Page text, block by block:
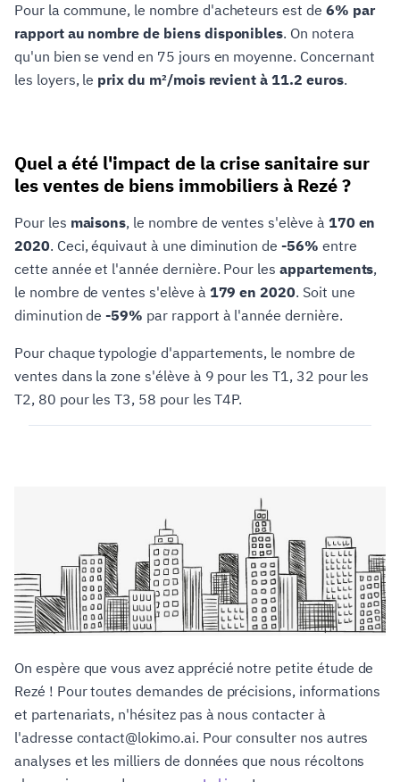
Pour la commune, le nombre d'acheteurs est de 6% par
rapport au nombre de biens disponibles. On notera
qu'un bien se vend en 75 jours en moyenne. Concernant
les loyers, le prix du m²/mois revient à 11.2 euros.
Quel a été l'impact de la crise sanitaire sur
les ventes de biens immobiliers à Rezé ?
Pour les maisons, le nombre de ventes s'elève à 170 en
2020. Ceci, équivaut à une diminution de-56% entre
cette année et l'année dernière. Pour les appartements,
le nombre de ventes s'elève à 179 en 2020. Soit une
diminution de-59% par rapport à l'année dernière.
Pour chaque typologie d'appartements, le nombre de
ventes dans la zone s'élève à 9 pour les T1, 32 pour les
T2, 80 pour les T3, 58 pour les T4P.
On espère que vous avez apprécié notre petite étude de
Rezé ! Pour toutes demandes de précisions, informations
et partenariats, n'hésitez pas à nous contacter à
l'adresse contact@lokimo.ai. Pour consulter nos autres
analyses et les milliers de données que nous récoltons